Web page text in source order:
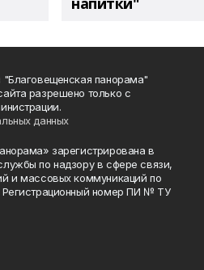
панорама"
разрешено только с
данных
зарегистрирована в
по надзору в сфере связи,
и массовых коммуникаций по
Регистрационный номер ПИ № ТУ